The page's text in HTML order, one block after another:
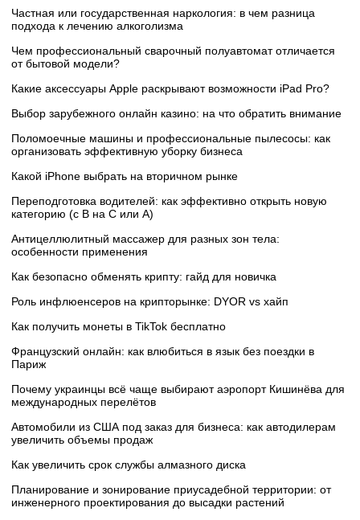
Частная или государственная наркология: в чем разница
подхода к лечению алкоголизма
Чем профессиональный сварочный полуавтомат отличается
от бытовой модели?
Какие аксессуары Apple раскрывают возможности iPad Pro?
Выбор зарубежного онлайн казино: на что обратить внимание
Поломоечные машины и профессиональные пылесосы: как
организовать эффективную уборку бизнеса
Какой iPhone выбрать на вторичном рынке
Переподготовка водителей: как эффективно открыть новую
категорию (с B на C или А)
Антицеллюлитный массажер для разных зон тела:
особенности применения
Как безопасно обменять крипту: гайд для новичка
Роль инфлюенсеров на крипторынке: DYOR vs хайп
Как получить монеты в TikTok бесплатно
Французский онлайн: как влюбиться в язык без поездки в
Париж
Почему украинцы всё чаще выбирают аэропорт Кишинёва для
международных перелётов
Автомобили из США под заказ для бизнеса: как автодилерам
увеличить объемы продаж
Как увеличить срок службы алмазного диска
Планирование и зонирование приусадебной территории: от
инженерного проектирования до высадки растений